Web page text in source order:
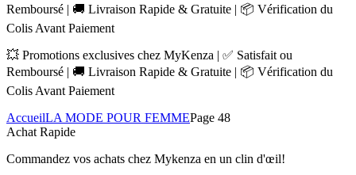
Remboursé | 🚚 Livraison Rapide & Gratuite | 📦 Vérification du
Colis Avant Paiement
💥 Promotions exclusives chez MyKenza | ✅ Satisfait ou
Remboursé | 🚚 Livraison Rapide & Gratuite | 📦 Vérification du
Colis Avant Paiement
AccueilLA MODE POUR FEMMEPage 48
Achat Rapide
Commandez vos achats chez Mykenza en un clin d'œil!